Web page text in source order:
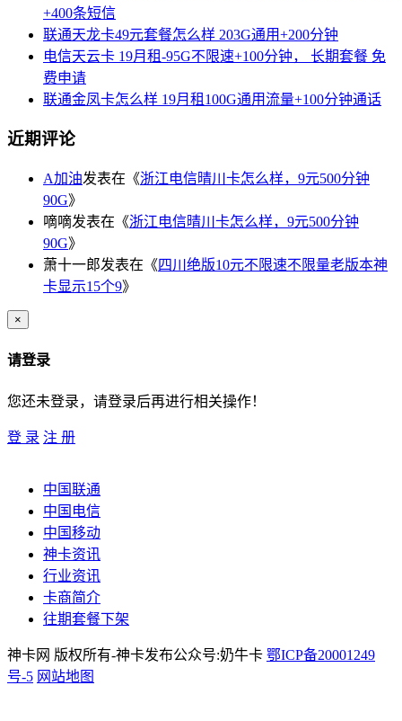
+400条短信
联通天龙卡49元套餐怎么样 203G通用+200分钟
电信天云卡 19月租-95G不限速+100分钟， 长期套餐 免
费申请
联通金凤卡怎么样 19月租100G通用流量+100分钟通话
近期评论
A加油发表在《浙江电信晴川卡怎么样，9元500分钟
90G》
嘀嘀发表在《浙江电信晴川卡怎么样，9元500分钟
90G》
萧十一郎发表在《四川绝版10元不限速不限量老版本神
卡显示15个9》
×
请登录
您还未登录，请登录后再进行相关操作！
登 录 注 册
中国联通
中国电信
中国移动
神卡资讯
行业资讯
卡商简介
往期套餐下架
神卡网 版权所有-神卡发布公众号:奶牛卡 鄂ICP备20001249
号-5 网站地图